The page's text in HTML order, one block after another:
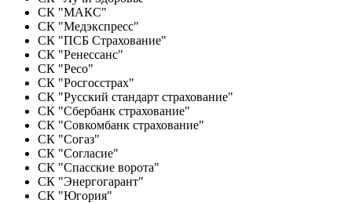
СК "МАКС"
СК "Медэкспресс"
СК "ПСБ Страхование"
СК "Ренессанс"
СК "Ресо"
СК "Росгосстрах"
СК "Русский стандарт страхование"
СК "Сбербанк страхование"
СК "Совкомбанк страхование"
СК "Согаз"
СК "Согласие"
СК "Спасские ворота"
СК "Энергогарант"
СК "Югория"